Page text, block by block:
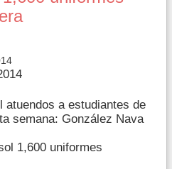
atuendos a estudiantes de
semana: González Nava
1,600 uniformes